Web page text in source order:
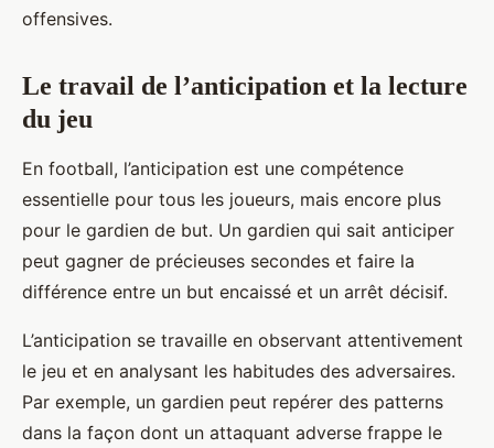
offensives.
Le travail de l’anticipation et la lecture
du jeu
En football, l’anticipation est une compétence
essentielle pour tous les joueurs, mais encore plus
pour le gardien de but. Un gardien qui sait anticiper
peut gagner de précieuses secondes et faire la
différence entre un but encaissé et un arrêt décisif.
L’anticipation se travaille en observant attentivement
le jeu et en analysant les habitudes des adversaires.
Par exemple, un gardien peut repérer des patterns
dans la façon dont un attaquant adverse frappe le